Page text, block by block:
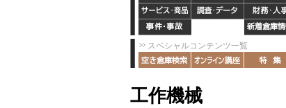
スペシャルコンテンツ一覧
工作機械